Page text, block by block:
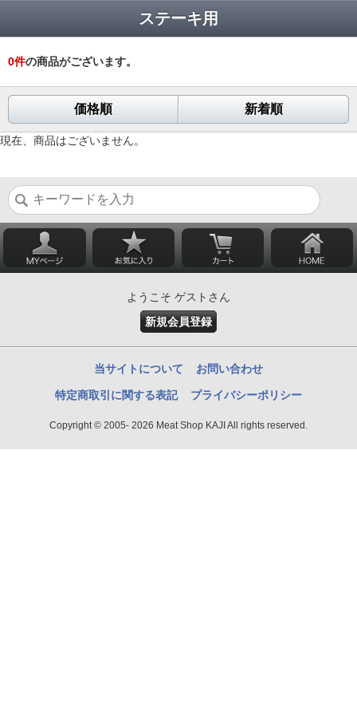
ステーキ用
0件の商品がございます。
価格順 新着順
現在、商品はございません。
ようこそ ゲストさん
新規会員登録
当サイトについて お問い合わせ
特定商取引に関する表記 プライバシーポリシー
Copyright © 2005- 2026 Meat Shop KAJI All rights reserved.